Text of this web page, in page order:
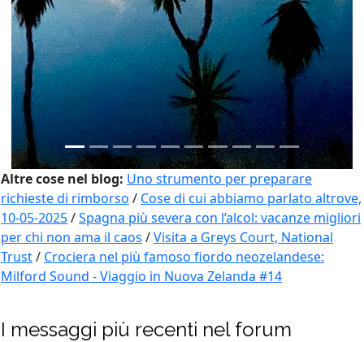
Altre cose nel blog: Uno strumento per preparare
richieste di rimborso / Cose di cui abbiamo parlato altrove,
10-05-2025/Spagna più severa con l’alcol: vacanze migliori
per chi non ama il caos /Visita a Greys Court, National
Trust/ Crociera nel più famoso fiordo neozelandese:
Milford Sound - Viaggio in Nuova Zelanda #14
I messaggi più recenti nel forum